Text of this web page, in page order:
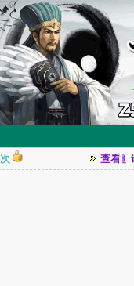
次 查看〖